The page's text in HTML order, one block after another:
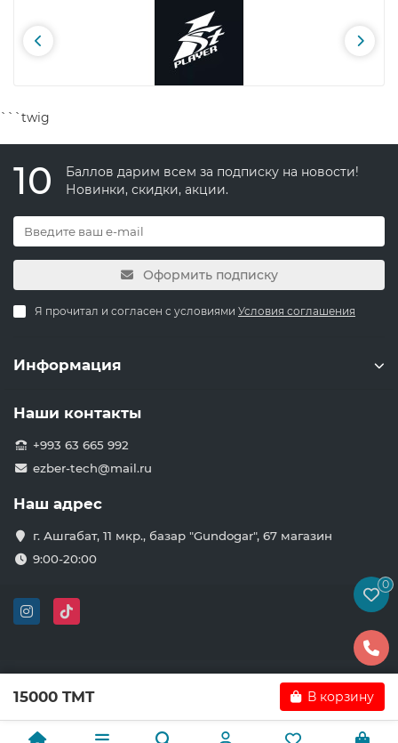
```twig
10
Баллов дарим всем за подписку на новости!
Новинки, скидки, акции.
Оформить подписку
Я прочитал и согласен с условиями Условия соглашения
Информация
Наши контакты
+993 63 665 992
ezber-tech@mail.ru
Наш адрес
г. Ашгабат, 11 мкр., базар "Gundogar", 67 магазин
9:00-20:00
0
15000 TMT В корзину